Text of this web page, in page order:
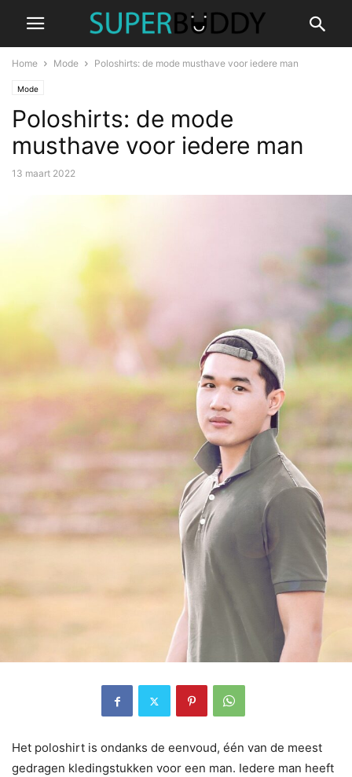
Home Mode Poloshirts: de mode musthave voor iedere man
Mode
Poloshirts: de mode
musthave voor iedere man
13 maart 2022
Het poloshirt is ondanks de eenvoud, één van de meest
gedragen kledingstukken voor een man. Iedere man heeft